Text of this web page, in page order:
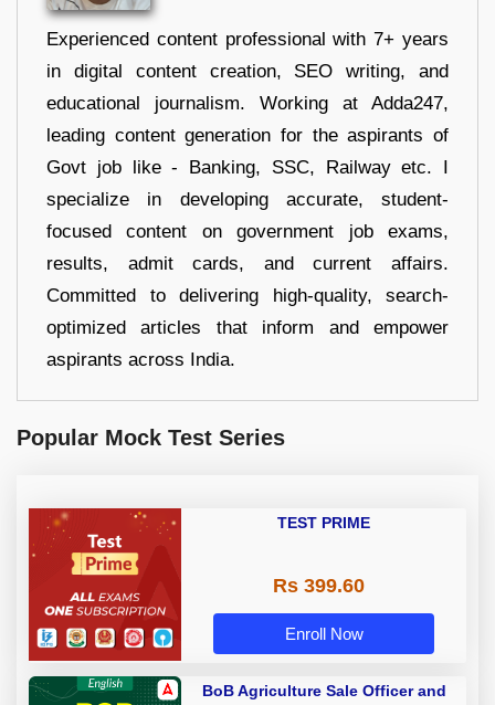
Experienced content professional with 7+ years
in digital content creation, SEO writing, and
educational journalism. Working at Adda247,
leading content generation for the aspirants of
Govt job like - Banking, SSC, Railway etc. I
specialize in developing accurate, student-
focused content on government job exams,
results, admit cards, and current affairs.
Committed to delivering high-quality, search-
optimized articles that inform and empower
aspirants across India.
Popular Mock Test Series
TEST PRIME
Rs 399.60
Enroll Now
BoB Agriculture Sale Officer and